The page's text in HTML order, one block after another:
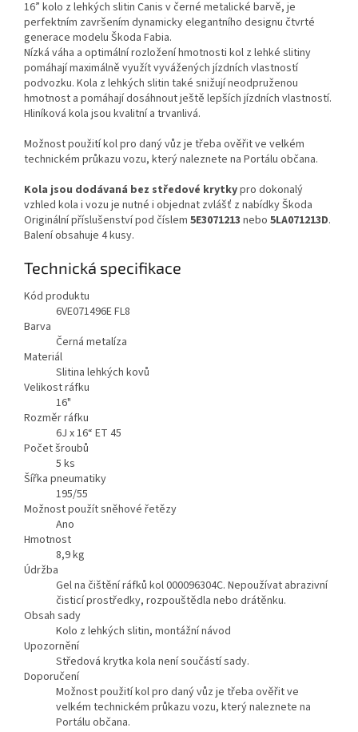
16” kolo z lehkých slitin Canis v černé metalické barvě, je
perfektním završením dynamicky elegantního designu čtvrté
generace modelu Škoda Fabia.
Nízká váha a optimální rozložení hmotnosti kol z lehké slitiny
pomáhají maximálně využít vyvážených jízdních vlastností
podvozku. Kola z lehkých slitin také snižují neodpruženou
hmotnost a pomáhají dosáhnout ještě lepších jízdních vlastností.
Hliníková kola jsou kvalitní a trvanlivá.
Možnost použití kol pro daný vůz je třeba ověřit ve velkém
technickém průkazu vozu, který naleznete na Portálu občana.
Kola jsou dodávaná bez středové krytkypro dokonalý
vzhled kola i vozu je nutné i objednat zvlášť z nabídky Škoda
Originální příslušenství pod číslem 5E3071213 nebo 5LA071213D.
Balení obsahuje 4 kusy.
Technická specifikace
Kód produktu
6VE071496E FL8
Barva
Černá metalíza
Materiál
Slitina lehkých kovů
Velikost ráfku
16"
Rozměr ráfku
6J x 16“ ET 45
Počet šroubů
5 ks
Šířka pneumatiky
195/55
Možnost použít sněhové řetězy
Ano
Hmotnost
8,9kg
Údržba
Gel na čištění ráfků kol 000096304C. Nepoužívat abrazivní
čisticí prostředky, rozpouštědla nebo drátěnku.
Obsah sady
Kolo z lehkých slitin, montážní návod
Upozornění
Středová krytka kola není součástí sady.
Doporučení
Možnost použití kol pro daný vůz je třeba ověřit ve
velkém technickém průkazu vozu, který naleznete na
Portálu občana.